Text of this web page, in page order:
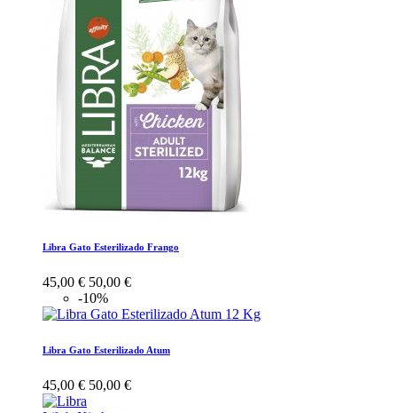
Libra Gato Esterilizado Frango
45,00 € 50,00 €
-10%
Libra Gato Esterilizado Atum
45,00 € 50,00 €